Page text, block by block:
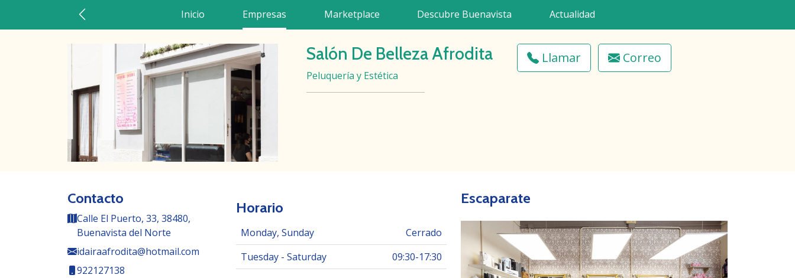
Inicio Empresas Marketplace Descubre Buenavista Actualidad
Salón De Belleza Afrodita
Peluquería y Estética
Llamar Correo
Contacto
Calle El Puerto, 33, 38480,
Buenavista del Norte
idairaafrodita@hotmail.com
922127138
Horario
Monday, Sunday
Cerrado
Tuesday - Saturday
09:30-17:30
Escaparate